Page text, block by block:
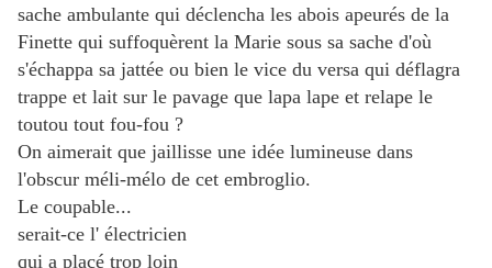
sache ambulante qui déclencha les abois apeurés de la
Finette qui suffoquèrent la Marie sous sa sache d'où
s'échappa sa jattée ou bien le vice du versa qui déflagra
trappe et lait sur le pavage que lapa lape et relape le
toutou tout fou-fou ?
On aimerait que jaillisse une idée lumineuse dans
l'obscur méli-mélo de cet embroglio.
Le coupable...
serait-ce l' électricien
qui a placé trop loin